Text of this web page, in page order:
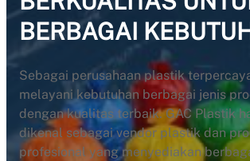
BERBAGAI
Sebagai perusahaan plastik
melayani kebutuhan berbagai jenis
dengan kualitas terbaik. GAC Plastik
dikenal sebagai vendor plastik dan
profesional yang menyediakan